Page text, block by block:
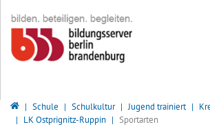
Bildungsserver Berlin - Brandenburg
Schule Schulkultur Jugend trainiert
LK Ostprignitz-Ruppin
Sportarten